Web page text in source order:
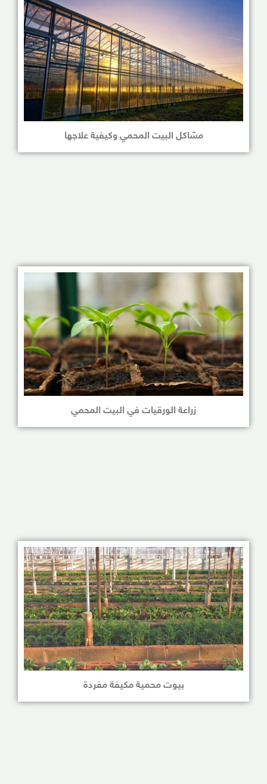
مشاكل البيت المحمي وكيفية علاجها
زراعة الورقيات في البيت المحمي
بيوت محمية مكيفة مفردة